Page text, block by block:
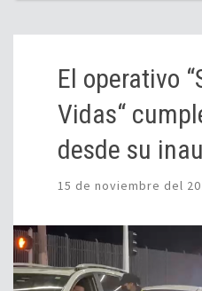
El operativo
Vidas“
desde su
15 de noviembre del